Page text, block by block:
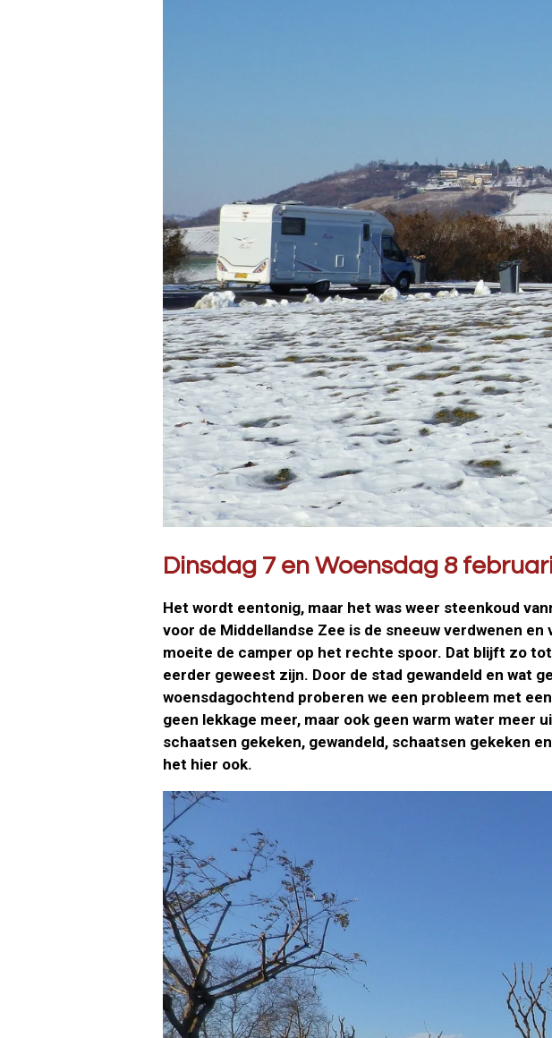
Dinsdag 7 en Woensdag 8
Het wordt eentonig, maar het was weer steenkoud
voor de Middellandse Zee is de sneeuw verdwenen
moeite de camper op het rechte spoor. Dat blijft zo tot
eerder geweest zijn. Door de stad gewandeld en wat
woensdagochtend proberen we een probleem met
geen lekkage meer, maar ook geen warm water meer
schaatsen gekeken, gewandeld, schaatsen gekeken
het hier ook.